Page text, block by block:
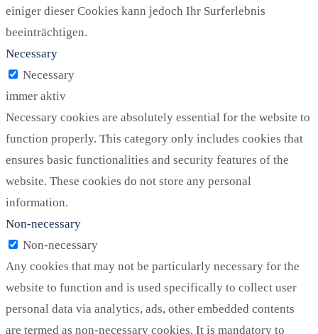
einiger dieser Cookies kann jedoch Ihr Surferlebnis
beeinträchtigen.
Necessary
Necessary
immer aktiv
Necessary cookies are absolutely essential for the website to
function properly. This category only includes cookies that
ensures basic functionalities and security features of the
website. These cookies do not store any personal
information.
Non-necessary
Non-necessary
Any cookies that may not be particularly necessary for the
website to function and is used specifically to collect user
personal data via analytics, ads, other embedded contents
are termed as non-necessary cookies. It is mandatory to